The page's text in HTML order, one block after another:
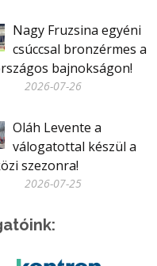
Nagy Fruzsina egyéni
csúccsal bronzérmes a
bajnokságon!
2026-07-26
Oláh Levente a
válogatottal készül a
szezonra!
2026-07-25